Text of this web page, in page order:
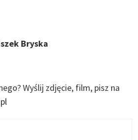
Bryska
Wyślij zdjęcie, film, pisz na